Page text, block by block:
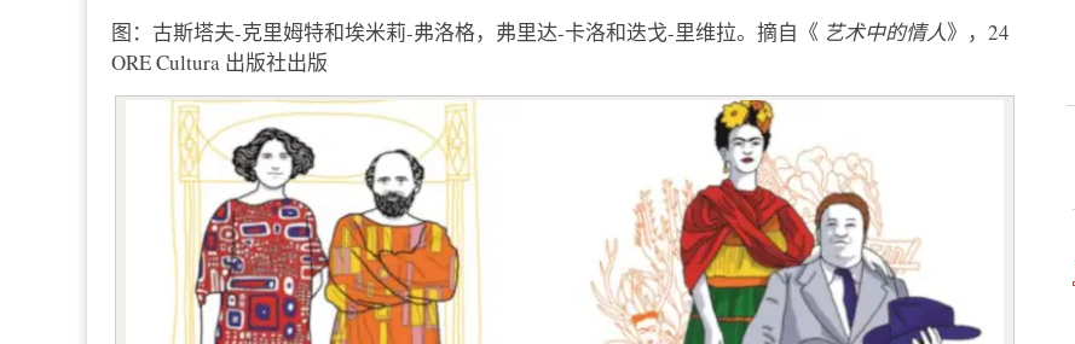
图：古斯塔夫-克里姆特和埃米莉-弗洛格，弗里达-卡洛和迭戈-里维拉。摘自《 艺术中的情人》，24
ORE Cultura 出版社出版